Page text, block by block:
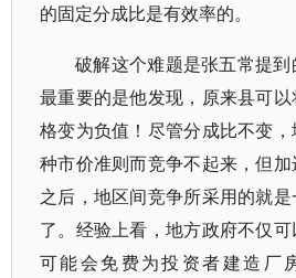
的固定分成比是有效率的。
破解这个难题是张五常提到
最重要的是他发现，原来县可
格变为负值！尽管分成比不变
种市价准则而竞争不起来，但
之后，地区间竞争所采用的就
了。经验上看，地方政府不仅
可能会免费为投资者建造厂